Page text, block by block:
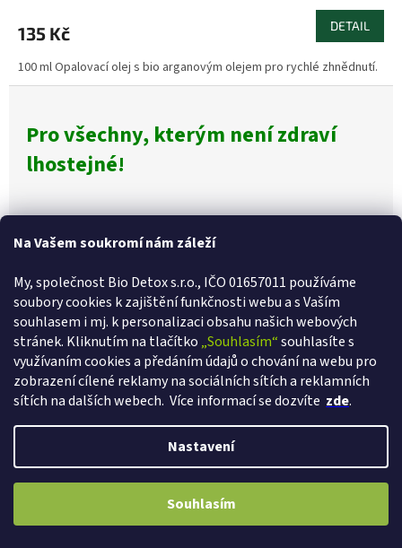
Na Vašem soukromí nám záleží
My, společnost Bio Detox s.r.o., IČO 01657011 používáme
soubory cookies k zajištění funkčnosti webu a s Vaším
souhlasem i mj. k personalizaci obsahu našich webových
stránek. Kliknutím na tlačítko „Souhlasím“souhlasíte s
využívaním cookies a předáním údajů o chování na webu pro
zobrazení cílené reklamy na sociálních sítích a reklamních
sítích na dalších webech. Více informací se dozvíte zde.
Nastavení
Souhlasím
VÁŽÍME SI VAŠÍ VĚRNOSTI! Ihned při registraci získáváte slevu 2% a s
135 Kč DETAIL
100 ml Opalovací olej s bio arganovým olejem pro rychlé zhnědnutí.
Pro všechny, kterým není zdraví
lhostejné!
Poslední hodnocení
Chlorella 300g 1200 tablet
Hodnocení
produktu
je
4
26.1.2023
je
2
5
Hydro Out Diuretic
CHCETE SLEVU 100 Kč?
Přihlaste se k newsletteru a my vám hned pošleme 100 Kč slevu
první nákup.
Ano, chci se přihlásit